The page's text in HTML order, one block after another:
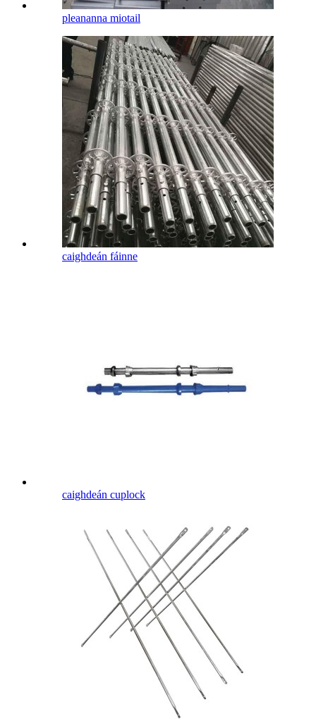
pleananna miotail
caighdeán fáinne
caighdeán cuplock